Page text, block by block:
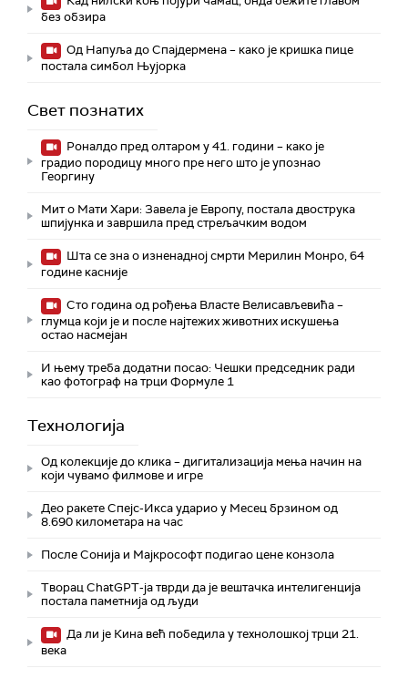
без обзира
Од Напуља до Спајдермена – како је кришка пице
постала симбол Њујорка
Свет познатих
Роналдо пред олтаром у 41. години – како је
градио породицу много пре него што је упознао
Георгину
Мит о Мати Хари: Завела је Европу, постала двострука
шпијунка и завршила пред стрељачким водом
Шта се зна о изненадној смрти Мерилин Монро, 64
године касније
Сто година од рођења Власте Велисављевића –
глумца који је и после најтежих животних искушења
остао насмејан
И њему треба додатни посао: Чешки председник ради
као фотограф на трци Формуле 1
Технологијa
Од колекције до клика – дигитализација мења начин на
који чувамо филмове и игре
Део ракете Спејс-Икса ударио у Месец брзином од
8.690 километара на час
После Сонија и Мајкрософт подигао цене конзола
Творац ChatGPT-ја тврди да је вештачка интелигенција
постала паметнија од људи
Да ли је Кина већ победила у технолошкој трци 21.
века